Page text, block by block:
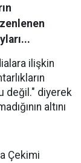
ilişkin
değil." diyerek
altını
Çekimi